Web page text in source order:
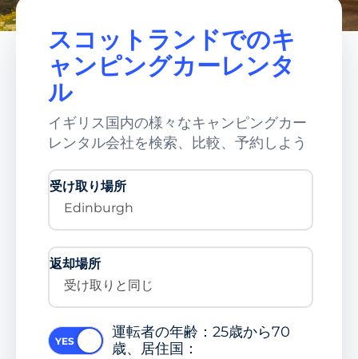
スコットランドでのキ
ャンピングカーレンタ
ル
イギリス国内の様々なキャンピングカー
レンタル会社を検索、比較、予約しよう
受け取り場所
Edinburgh
返却場所
受け取りと同じ
運転者の年齢：25歳から70
歳、居住国：